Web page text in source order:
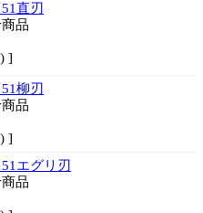
直刃
品
]
柳刃
品
]
エグリ刃
品